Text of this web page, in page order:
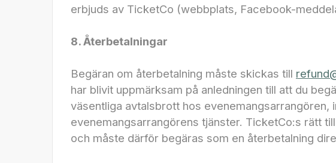
erbjuds av TicketCo (webbplats, Facebook-
8. Återbetalningar
Begäran om återbetalning måste skickas till
har blivit uppmärksam på anledningen till att du
väsentliga avtalsbrott hos
evenemangsarrangörens tjänster. TicketCo:s rätt
och måste därför begäras som en återbetalning